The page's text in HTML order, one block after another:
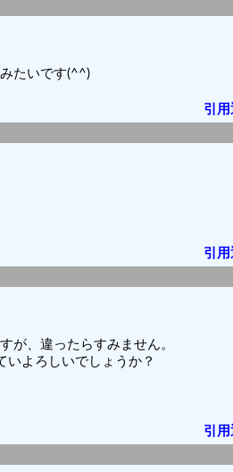
たいです(^^)
引用
引用
が、違ったらすみません。
いよろしいでしょうか？
引用